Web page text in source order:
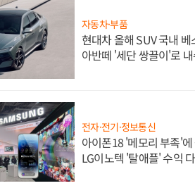
자동차·부품
현대차 올해 SUV 국내
아반떼 '세단 쌍끌이'로
전자·전기·정보통신
아이폰18 '메모리 부족'
LG이노텍 '탈애플' 수익